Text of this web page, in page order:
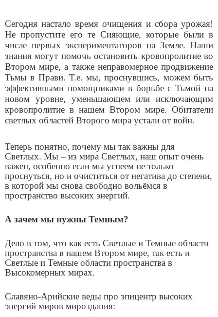
Сегодня настало время очищения и сбора урожая!
Не пропустите его те Сияющие, которые были в
числе первых экспериментаторов на Земле. Наши
знания могут помочь остановить кровопролитие во
Втором мире, а также неправомерное продвижение
Тьмы в Прави. Т.е. мы, проснувшись, можем быть
эффективными помощниками в борьбе с Тьмой на
новом уровне, уменьшающем или исключающим
кровопролитие в нашем Втором мире. Обитатели
светлых областей Второго мира устали от войн.
Теперь понятно, почему мы так важны для
Светлых. Мы – из мира Светлых, наш опыт очень
важен, особенно если мы успеем не только
проснуться, но и очиститься от негатива до степени,
в которой мы снова свободно вольёмся в
пространство высоких энергий.
А зачем мы нужны Темным?
Дело в том, что как есть Светлые и Темные области
пространства в нашем Втором мире, так есть и
Светлые и Темные области пространства в
Высокомерных мирах.
Славяно-Арийские веды про эпицентр высоких
энергий миров мироздания: